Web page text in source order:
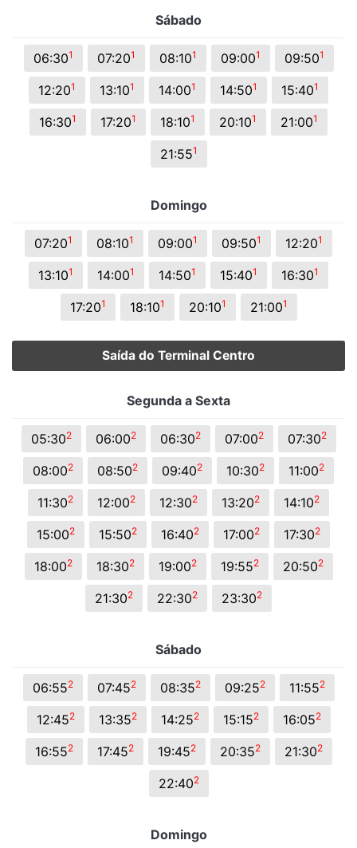
Sábado
06:301 07:201 08:101 09:001 09:501
12:201 13:101 14:001 14:501 15:401
16:301 17:201 18:101 20:101 21:001
21:551
Domingo
07:201 08:101 09:001 09:501 12:201
13:101 14:001 14:501 15:401 16:301
17:201 18:101 20:101 21:001
Saída do Terminal Centro
Segunda a Sexta
05:302 06:002 06:302 07:002 07:302
08:002 08:502 09:402 10:302 11:002
11:302 12:002 12:302 13:202 14:102
15:002 15:502 16:402 17:002 17:302
18:002 18:302 19:002 19:552 20:502
21:302 22:302 23:302
Sábado
06:552 07:452 08:352 09:252 11:552
12:452 13:352 14:252 15:152 16:052
16:552 17:452 19:452 20:352 21:302
22:402
Domingo